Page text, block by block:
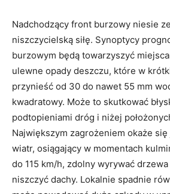
Nadchodzący front burzowy niesie
niszczycielską siłę. Synoptycy
burzowym będą towarzyszyć
ulewne opady deszczu, które w
przynieść od 30 do nawet 55 mm
kwadratowy. Może to skutkować
podtopieniami dróg i niżej
Największym zagrożeniem okaże
wiatr, osiągający w momentach
do 115 km/h, zdolny wyrywać
niszczyć dachy. Lokalnie spadnie